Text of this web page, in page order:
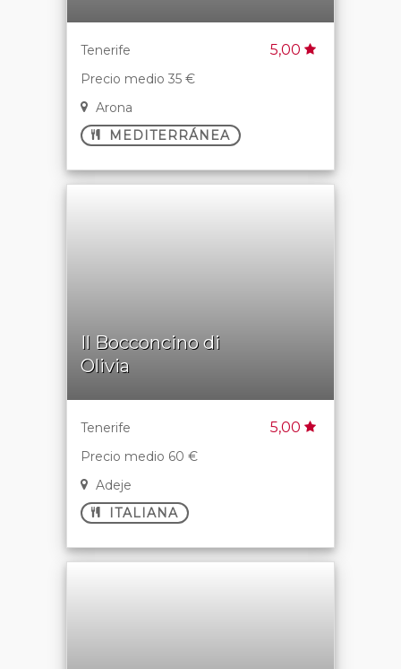
Tenerife 5,00
Precio medio 35 €
Arona
MEDITERRÁNEA
Il Bocconcino di
Olivia
Tenerife 5,00
Precio medio 60 €
Adeje
ITALIANA